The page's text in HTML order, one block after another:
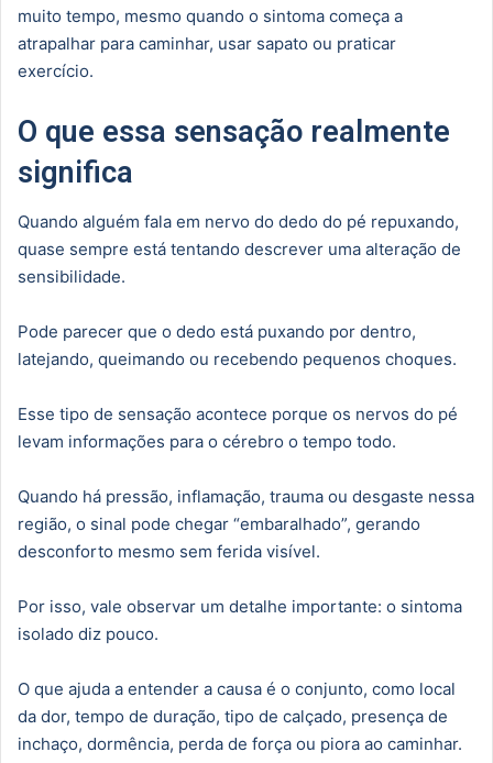
muito tempo, mesmo quando o sintoma começa a
atrapalhar para caminhar, usar sapato ou praticar
exercício.
O que essa sensação realmente
significa
Quando alguém fala em nervo do dedo do pé repuxando,
quase sempre está tentando descrever uma alteração de
sensibilidade.
Pode parecer que o dedo está puxando por dentro,
latejando, queimando ou recebendo pequenos choques.
Esse tipo de sensação acontece porque os nervos do pé
levam informações para o cérebro o tempo todo.
Quando há pressão, inflamação, trauma ou desgaste nessa
região, o sinal pode chegar “embaralhado”, gerando
desconforto mesmo sem ferida visível.
Por isso, vale observar um detalhe importante: o sintoma
isolado diz pouco.
O que ajuda a entender a causa é o conjunto, como local
da dor, tempo de duração, tipo de calçado, presença de
inchaço, dormência, perda de força ou piora ao caminhar.